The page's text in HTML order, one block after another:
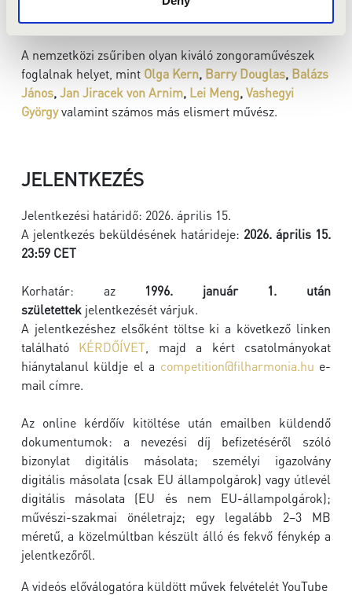
A NEMZETKÖZI ZSŰRI
A nemzetközi zsűriben olyan kiváló zongoraművészek
foglalnak helyet, mint Olga Kern, Barry Douglas, Balázs
János,Jan Jiracek von Arnim, Lei Meng,Vashegyi
Györgyvalamint számos más elismert művész.
JELENTKEZÉS
Jelentkezési határidő: 2026. április 15.
A jelentkezés beküldésének határideje: 2026. április 15.
23:59 CET
Korhatár: az 1996. január 1. után
születettek jelentkezését várjuk.
A jelentkezéshez elsőként töltse ki a következő linken
található KÉRDŐÍVET , majd a kért csatolmányokat
hiánytalanul küldje el a competition@filharmonia.hu e-
mail címre.
Az online kérdőív kitöltése után emailben küldendő
dokumentumok: a nevezési díj befizetéséről szóló
bizonylat digitális másolata; személyi igazolvány
digitális másolata (csak EU állampolgárok) vagy útlevél
digitális másolata (EU és nem EU-állampolgárok);
művészi-szakmai önéletrajz; egy legalább 2–3 MB
méretű, a közelmúltban készült álló és fekvő fénykép a
jelentkezőről.
A videós előválogatóra küldött művek felvételét YouTube